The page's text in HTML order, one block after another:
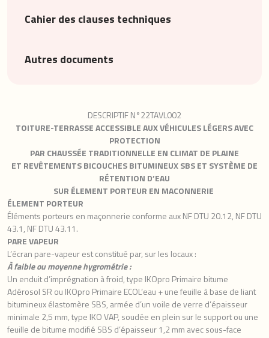
Cahier des clauses techniques
Autres documents
DESCRIPTIF N°22TAVL002
TOITURE-TERRASSE ACCESSIBLE AUX VÉHICULES LÉGERS AVEC
PROTECTION
PAR CHAUSSÉE TRADITIONNELLE EN CLIMAT DE PLAINE
ET REVÊTEMENTS BICOUCHES BITUMINEUX SBS ET SYSTÈME DE
RÉTENTION D’EAU
SUR ÉLEMENT PORTEUR EN MACONNERIE
ÉLEMENT PORTEUR
Éléments porteurs en maçonnerie conforme aux NF DTU 20.12, NF DTU
43.1, NF DTU 43.11.
PARE VAPEUR
L’écran pare-vapeur est constitué par, sur les locaux :
À faible ou moyenne hygrométrie :
Un enduit d’imprégnation à froid, type IKOpro Primaire bitume
Adérosol SR ou IKOpro Primaire ECOL’eau + une feuille à base de liant
bitumineux élastomère SBS, armée d’un voile de verre d’épaisseur
minimale 2,5 mm, type IKO VAP, soudée en plein sur le support ou une
feuille de bitume modifié SBS d’épaisseur 1,2 mm avec sous-face